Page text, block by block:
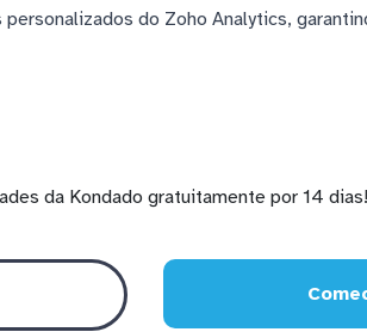
do Zoho Analytics,
da Kondado gratuitamente por 14 dias!